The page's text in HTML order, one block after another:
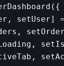
setUser]